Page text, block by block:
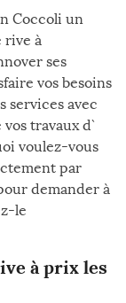
Coccoli un
rive à
ses
vos besoins
services avec
travaux d`
voulez-vous
par
demander à
le
à prix les